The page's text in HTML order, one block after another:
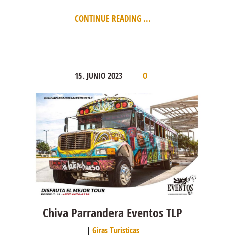
CONTINUE READING ...
15. JUNIO 2023 0
Chiva Parrandera Eventos TLP
Giras Turisticas